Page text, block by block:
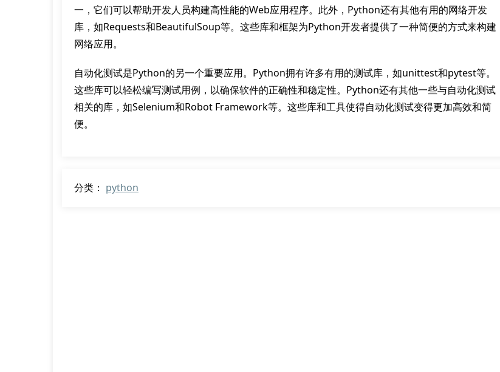
一，它们可以帮助开发人员构建高性能的Web应用程序。此外，Python还有其他有用的网络开发
库，如Requests和BeautifulSoup等。这些库和框架为Python开发者提供了一种简便的方式来构建
网络应用。
自动化测试是Python的另一个重要应用。Python拥有许多有用的测试库，如unittest和pytest等。
这些库可以轻松编写测试用例，以确保软件的正确性和稳定性。Python还有其他一些与自动化测试
相关的库，如Selenium和Robot Framework等。这些库和工具使得自动化测试变得更加高效和简
便。
分类： python